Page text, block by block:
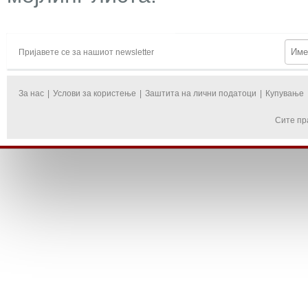
Пријавете се за нашиот newsletter
За нас Услови за користење Заштита на лични податоци Купување
Сите